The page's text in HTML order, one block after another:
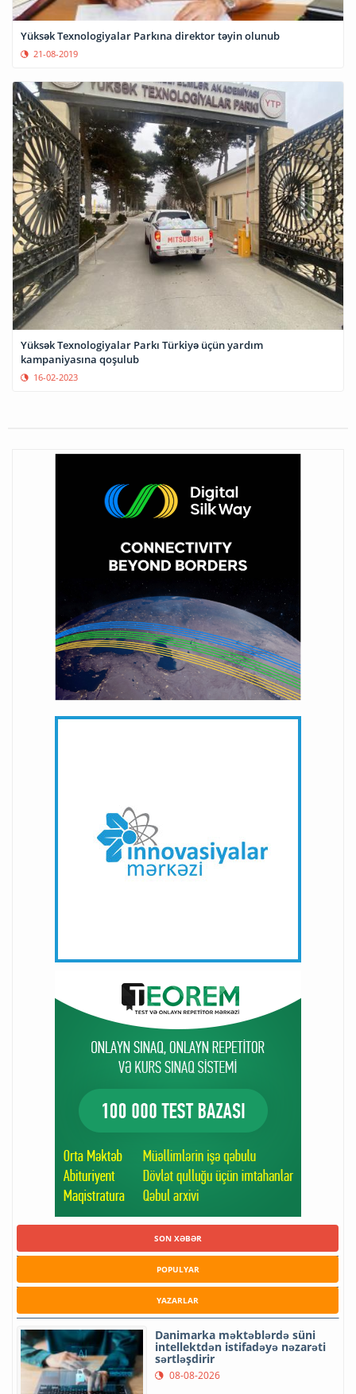
Yüksək Texnologiyalar Parkına direktor təyin olunub
21-08-2019
Yüksək Texnologiyalar Parkı Türkiyə üçün yardım
kampaniyasına qoşulub
16-02-2023
SON XƏBƏR
POPULYAR
YAZARLAR
Danimarka məktəblərdə süni
intellektdən istifadəyə nəzarəti
sərtləşdirir
08-08-2026